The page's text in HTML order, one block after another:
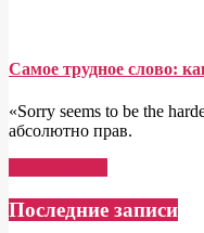
Самое трудное слово:
«Sorry seems to be the
абсолютно прав.
Последние записи